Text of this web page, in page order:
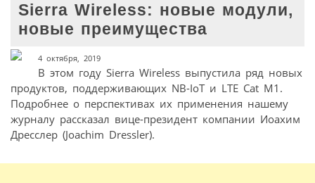
Sierra Wireless: новые модули,
новые преимущества
4 октября, 2019
В этом году Sierra Wireless выпустила ряд новых
продуктов, поддерживающих NB-IoT и LTE Cat M1.
Подробнее о перспективах их применения нашему
журналу рассказал вице-президент компании Иоахим
Дресслер (Joachim Dressler).